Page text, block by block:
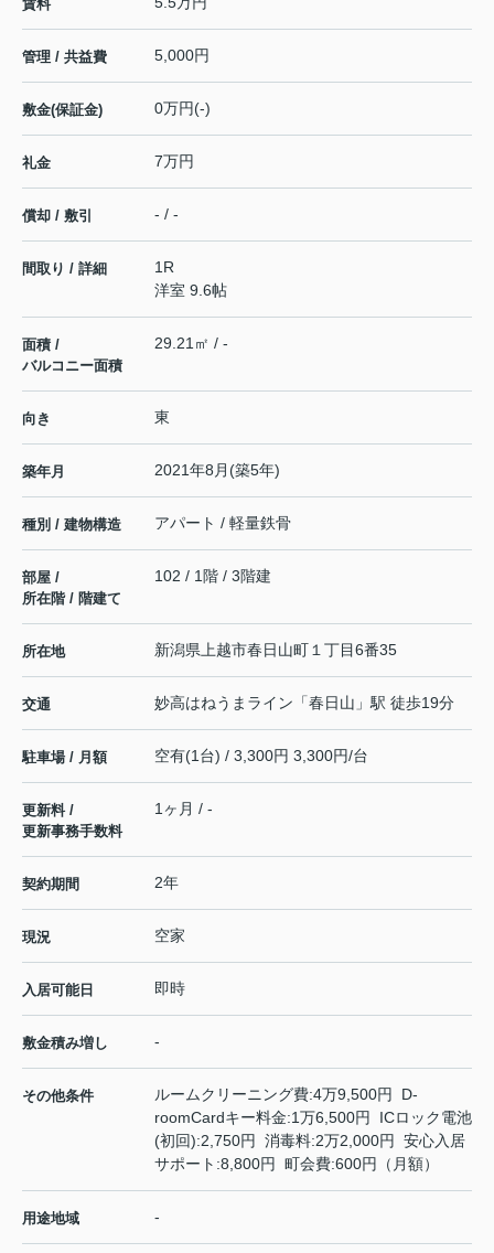
賃料
管理 / 共益費 5,000円
敷金(保証金) 0万円(-)
礼金 7万円
償却 / 敷引 - / -
間取り / 詳細
1R
洋室 9.6帖
面積 /
バルコニー面積
29.21㎡ / -
向き 東
築年月 2021年8月(築5年)
種別 / 建物構造 アパート / 軽量鉄骨
部屋 /
所在階 / 階建て
102 / 1階 / 3階建
所在地 新潟県 上越市春日山町 １丁目6番35
交通 妙高はねうまライン 「春日山 」駅 徒歩19分
駐車場 / 月額 空有(1台) / 3,300円 3,300円/台
更新料 /
更新事務手数料
1ヶ月 / -
契約期間 2年
現況 空家
入居可能日 即時
敷金積み増し -
その他条件
ルームクリーニング費:4万9,500円 D-
roomCardキー料金:1万6,500円 ICロック電池
(初回):2,750円 消毒料:2万2,000円 安心入居
サポート:8,800円 町会費:600円（月額）
用途地域 -